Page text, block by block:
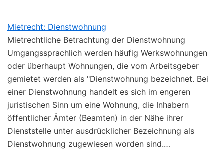
Mietrecht: Dienstwohnung
Mietrechtliche Betrachtung der Dienstwohnung
Umgangssprachlich werden häufig Werkswohnungen
oder überhaupt Wohnungen, die vom Arbeitsgeber
gemietet werden als "Dienstwohnung bezeichnet. Bei
einer Dienstwohnung handelt es sich im engeren
juristischen Sinn um eine Wohnung, die Inhabern
öffentlicher Ämter (Beamten) in der Nähe ihrer
Dienststelle unter ausdrücklicher Bezeichnung als
Dienstwohnung zugewiesen worden sind.…